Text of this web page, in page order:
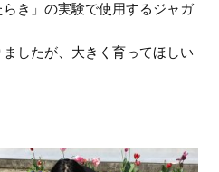
き」の実験で使用するジャガ
したが、大きく育ってほしい